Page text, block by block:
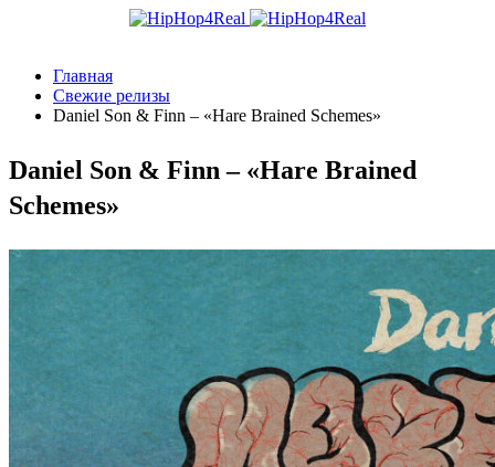
Главная
Свежие релизы
Daniel Son & Finn – «Hare Brained Schemes»
Daniel Son & Finn – «Hare Brained
Schemes»